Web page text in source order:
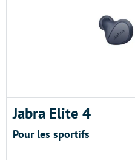
Jabra Elite 4
Pour les sportifs